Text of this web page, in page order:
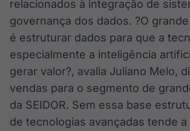
relacionados à integração de
governança dos dados. ?O
é estruturar dados para que a
especialmente a inteligência
gerar valor?, avalia Juliano Melo,
vendas para o segmento de
da SEIDOR. Sem essa base
de tecnologias avançadas tende